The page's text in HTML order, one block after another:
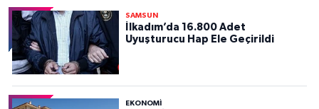
SAMSUN
İlkadım’da 16.800 Adet
Uyuşturucu Hap Ele Geçirildi
EKONOMİ